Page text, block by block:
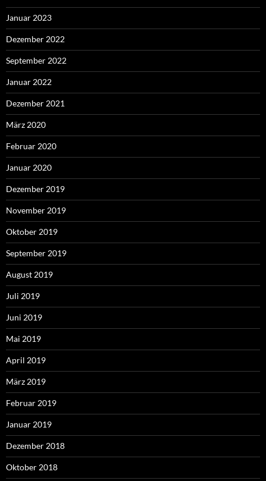
Januar 2023
Dezember 2022
September 2022
Januar 2022
Dezember 2021
März 2020
Februar 2020
Januar 2020
Dezember 2019
November 2019
Oktober 2019
September 2019
August 2019
Juli 2019
Juni 2019
Mai 2019
April 2019
März 2019
Februar 2019
Januar 2019
Dezember 2018
Oktober 2018